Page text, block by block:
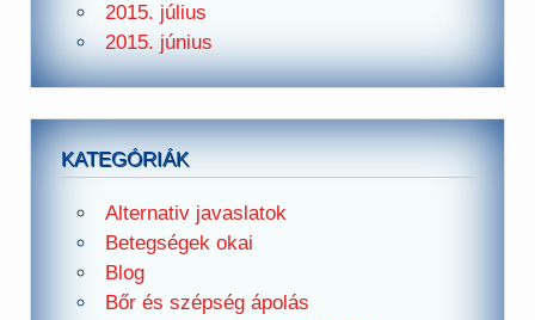
2015. július
2015. június
KATEGÓRIÁK
Alternativ javaslatok
Betegségek okai
Blog
Bőr és szépség ápolás